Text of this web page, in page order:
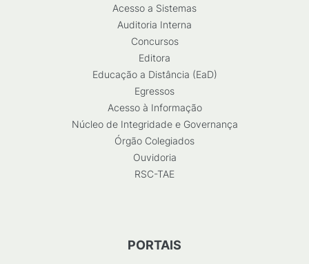
Acesso a Sistemas
Auditoria Interna
Concursos
Editora
Educação a Distância (EaD)
Egressos
Acesso à Informação
Núcleo de Integridade e Governança
Órgão Colegiados
Ouvidoria
RSC-TAE
PORTAIS